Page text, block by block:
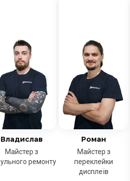
Владислав
Майстер з
ремонту
Роман
Майстер з
переклейки
дисплеїв